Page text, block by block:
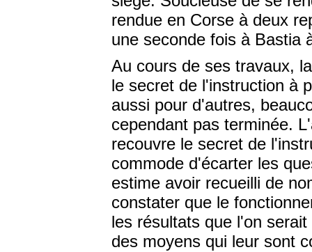
rendue en Corse à deux
une seconde fois à Bastia
Au cours de ses travaux,
le secret de l'instruction à
aussi pour d'autres,
cependant pas terminée.
recouvre le secret de
commode d'écarter les
estime avoir recueilli de
constater que le
les résultats que l'on
des moyens qui leur sont